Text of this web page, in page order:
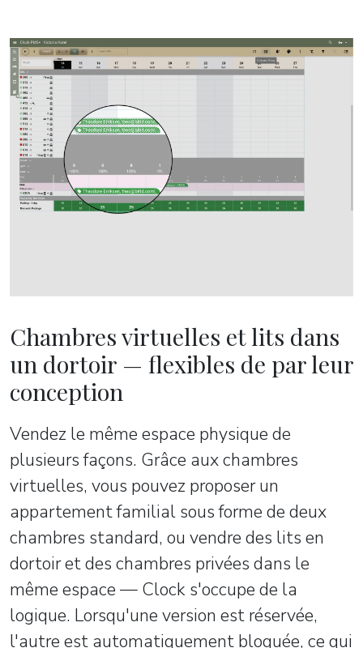
Chambres virtuelles et lits dans
un dortoir — flexibles de par leur
conception
Vendez le même espace physique de
plusieurs façons. Grâce aux chambres
virtuelles, vous pouvez proposer un
appartement familial sous forme de deux
chambres standard, ou vendre des lits en
dortoir et des chambres privées dans le
même espace — Clock s'occupe de la
logique. Lorsqu'une version est réservée,
l'autre est automatiquement bloquée, ce qui